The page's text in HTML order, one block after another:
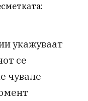
укажуваат
се
чувале